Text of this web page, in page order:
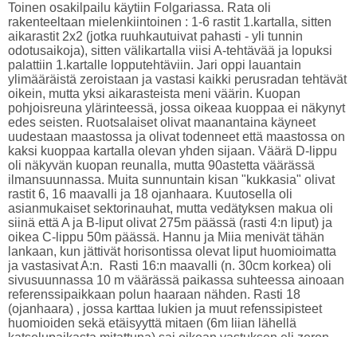
Toinen osakilpailu käytiin Folgariassa. Rata oli
rakenteeltaan mielenkiintoinen : 1-6 rastit 1.kartalla, sitten
aikarastit 2x2 (jotka ruuhkautuivat pahasti - yli tunnin
odotusaikoja), sitten välikartalla viisi A-tehtävää ja lopuksi
palattiin 1.kartalle lopputehtäviin. Jari oppi lauantain
ylimääräistä zeroistaan ja vastasi kaikki perusradan tehtävät
oikein, mutta yksi aikarasteista meni väärin. Kuopan
pohjoisreuna ylärinteessä, jossa oikeaa kuoppaa ei näkynyt
edes seisten. Ruotsalaiset olivat maanantaina käyneet
uudestaan maastossa ja olivat todenneet että maastossa on
kaksi kuoppaa kartalla olevan yhden sijaan. Väärä D-lippu
oli näkyvän kuopan reunalla, mutta 90astetta väärässä
ilmansuunnassa. Muita sunnuntain kisan "kukkasia" olivat
rastit 6, 16 maavalli ja 18 ojanhaara. Kuutosella oli
asianmukaiset sektorinauhat, mutta vedätyksen makua oli
siinä että A ja B-liput olivat 275m päässä (rasti 4:n liput) ja
oikea C-lippu 50m päässä. Hannu ja Miia menivät tähän
lankaan, kun jättivät horisontissa olevat liput huomioimatta
ja vastasivat A:n. Rasti 16:n maavalli (n. 30cm korkea) oli
sivusuunnassa 10 m väärässä paikassa suhteessa ainoaan
referenssipaikkaan polun haaraan nähden. Rasti 18
(ojanhaara) , jossa karttaa lukien ja muut refenssipisteet
huomioiden sekä etäisyyttä mitaen (6m liian lähellä